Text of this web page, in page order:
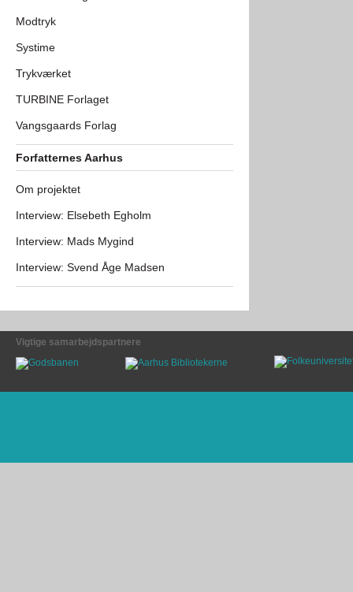
Modtryk
Systime
Trykværket
TURBINE Forlaget
Vangsgaards Forlag
Forfatternes Aarhus
Om projektet
Interview: Elsebeth Egholm
Interview: Mads Mygind
Interview: Svend Åge Madsen
Vigtige samarbejdspartnere